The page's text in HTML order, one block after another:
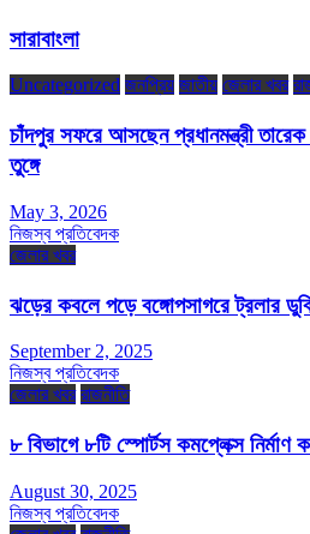
সারাবাংলা
Uncategorized জনপ্রিয় জাতীয় জেলার খবর
চাঁদপুর সফরে আসছেন প্রধানমন্ত্রী
তুঙ্গে
May 3, 2026
নিজস্ব প্রতিবেদক
জেলার খবর
ঝড়ের কবলে পড়ে বঙ্গোপসাগরে ট্রলার
September 2, 2025
নিজস্ব প্রতিবেদক
জেলার খবর রাজনীতি
৮ বিভাগে ৮টি স্পোর্টস কমপ্লেক্স
August 30, 2025
নিজস্ব প্রতিবেদক